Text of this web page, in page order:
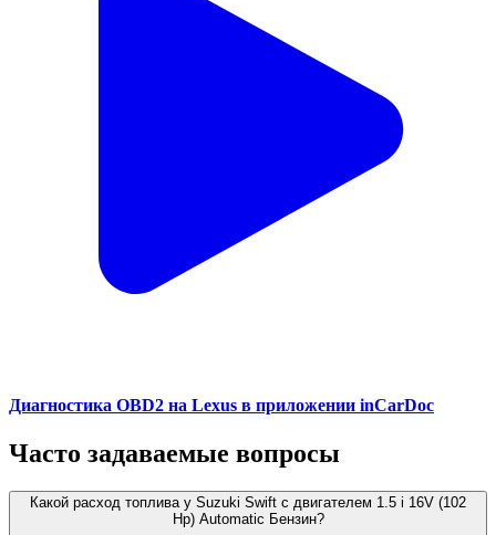
Диагностика OBD2 на Lexus в приложении inCarDoc
Часто задаваемые вопросы
Какой расход топлива у Suzuki Swift с двигателем 1.5 i 16V (102
Hp) Automatic Бензин?